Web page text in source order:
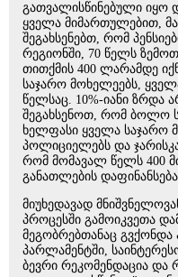
გათვალისწინებული იყო
ყველა მიმართულებით,
შეგახსენებთ, რომ
რეგიონში, 70 წელს ზემოთ
თითქმის 400 ლარამდე
საჯარო მოხელეებს,
წელსაც. 10%-იანი ზრდა
შეგახსენოთ, რომ ბოლო
ხელფასი ყველა საჯარო
პოლიციელებს და
რომ მომავალ წელს 400
განათლების
მიუხედავად
პროცესში გამოიკვეთა
მეგობრებთანაც გვქონდა
პარლამენტში,
ბევრი რეკომენდაცია და